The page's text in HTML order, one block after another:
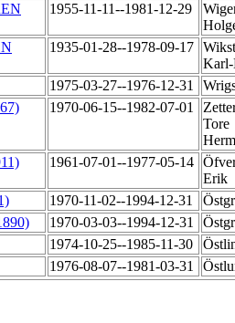
1955-11-11--1981-12-29
1935-01-28--1978-09-17
1975-03-27--1976-12-31
1970-06-15--1982-07-01
Tore
1961-07-01--1977-05-14
Erik
1970-11-02--1994-12-31
1970-03-03--1994-12-31
1974-10-25--1985-11-30
1976-08-07--1981-03-31